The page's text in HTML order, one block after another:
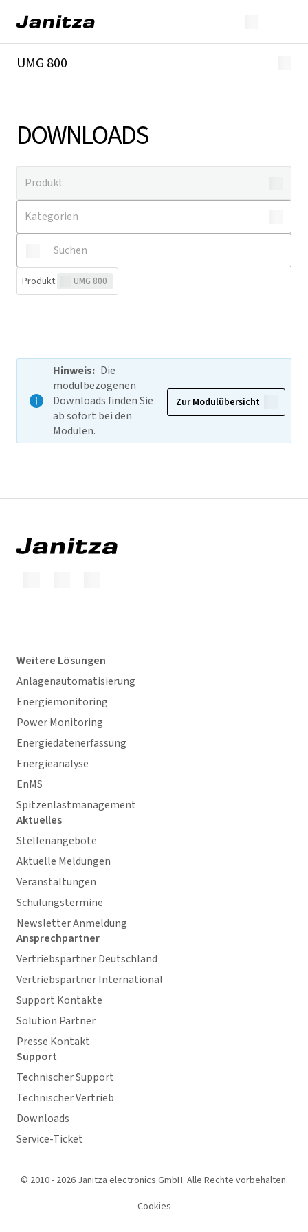
UMG 800
DOWNLOADS
Produkt: UMG 800
Hinweis: Die
modulbezogenen
Downloads finden Sie
ab sofort bei den
Modulen.
Zur Modulübersicht
Weitere Lösungen
Anlagenautomatisierung
Energiemonitoring
Power Monitoring
Energiedatenerfassung
Energieanalyse
EnMS
Spitzenlastmanagement
Aktuelles
Stellenangebote
Aktuelle Meldungen
Veranstaltungen
Schulungstermine
Newsletter Anmeldung
Ansprechpartner
Vertriebspartner Deutschland
Vertriebspartner International
Support Kontakte
Solution Partner
Presse Kontakt
Support
Technischer Support
Technischer Vertrieb
Downloads
Service-Ticket
© 2010 - 2026 Janitza electronics GmbH. Alle Rechte vorbehalten.
Cookies